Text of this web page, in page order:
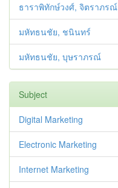
ธาราพิทักษ์วงศ์, จิตราภรณ์
มหัทธนชัย, ชนินทร์
มหัทธนชัย, บุษราภรณ์
Subject
Digital Marketing
Electronic Marketing
Internet Marketing